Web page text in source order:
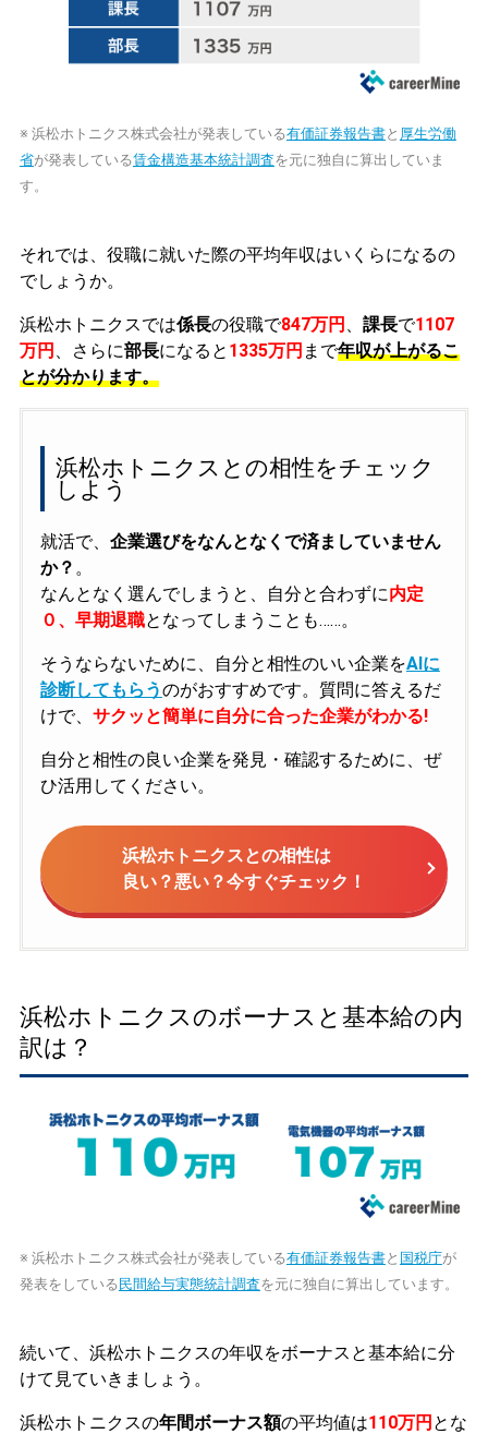
※ 浜松ホトニクス株式会社が発表している有価証券報告書と 厚生労働
省が発表している賃金構造基本統計調査を元に独自に算出していま
す。
それでは、役職に就いた際の平均年収はいくらになるの
でしょうか。
浜松ホトニクスでは係長の役職で847万円 課長で1107
万円
、さらに部長になると 1335万円 まで年収が上がるこ
とが分かります。
浜松ホトニクスとの相性をチェック
しよう
就活で、 企業選びをなんとなくで済ましていません
か？ 。
なんとなく選んでしまうと、自分と合わずに内定
０、早期退職となってしまうことも……。
そうならないために、自分と相性のいい企業をAIに
診断してもらうのがおすすめです。質問に答えるだ
けで、 サクッと簡単に自分に合った企業がわかる!
自分と相性の良い企業を発見・確認するために、ぜ
ひ活用してください。
浜松ホトニクスとの相性は
良い？悪い？今すぐチェック！
浜松ホトニクスのボーナスと基本給の内
訳は？
※ 浜松ホトニクス株式会社が発表している有価証券報告書と 国税庁が
発表をしている 民間給与実態統計調査を元に独自に算出しています。
続いて、浜松ホトニクスの年収をボーナスと基本給に分
けて見ていきましょう。
浜松ホトニクスの年間ボーナス額の平均値は110万円 とな